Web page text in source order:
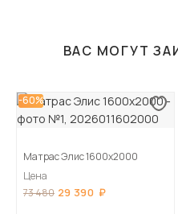
ВАС МОГУТ
-60%
Матрас Элис 1600х2000
Цена
73 480 29 390